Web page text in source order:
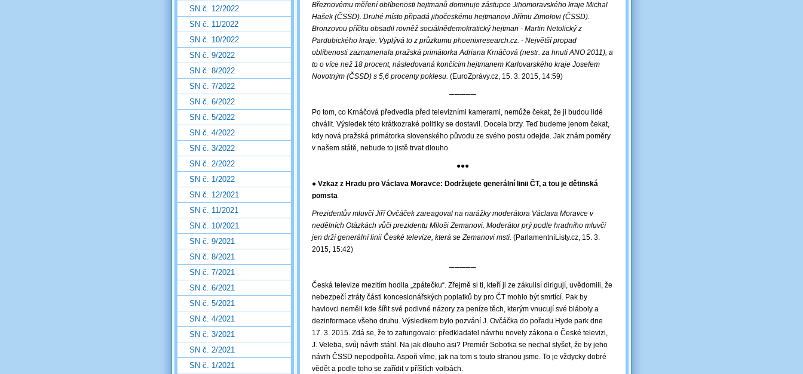
Březnovému měření oblíbenosti hejtmanů dominuje zástupce Jihomoravského kraje Michal
Hašek (ČSSD). Druhé místo připadá jihočeskému hejtmanovi Jiřímu Zimolovi (ČSSD).
Bronzovou příčku obsadil rovněž sociálnědemokratický hejtman - Martin Netolický z
Pardubického kraje. Vyplývá to z průzkumu phoenixresearch.cz. - Největší propad
oblíbenosti zaznamenala pražská primátorka Adriana Krnáčová (nestr. za hnutí ANO 2011), a
to o více než 18 procent, následovaná končícím hejtmanem Karlovarského kraje Josefem
Novotným (ČSSD) s 5,6 procenty poklesu. (EuroZprávy.cz, 15. 3. 2015, 14:59)
─────
Po tom, co Krnáčová předvedla před televizními kamerami, nemůže čekat, že ji budou lidé
chválit. Výsledek této krátkozraké politiky se dostavil. Docela brzy. Teď budeme jenom čekat,
kdy nová pražská primátorka slovenského původu ze svého postu odejde. Jak znám poměry
v našem státě, nebude to jistě trvat dlouho.
●●●
● Vzkaz z Hradu pro Václava Moravce: Dodržujete generální linii ČT, a tou je dětinská
pomsta
Prezidentův mluvčí Jiří Ovčáček zareagoval na narážky moderátora Václava Moravce v
nedělních Otázkách vůči prezidentu Miloši Zemanovi. Moderátor prý podle hradního mluvčí
jen drží generální linii České televize, která se Zemanovi mstí. (ParlamentníListy.cz, 15. 3.
2015, 15:42)
─────
Česká televize mezitím hodila „zpátečku“. Zřejmě si ti, kteří ji ze zákulisí dirigují, uvědomili, že
nebezpečí ztráty části koncesionářských poplatků by pro ČT mohlo být smrtící. Pak by
havlovci neměli kde šířit své podivné názory za peníze těch, kterým vnucují své bláboly a
dezinformace všeho druhu. Výsledkem bylo pozvání J. Ovčáčka do pořadu Hyde park dne
17. 3. 2015. Zdá se, že to zafungovalo: předkladatel návrhu novely zákona o České televizi,
J. Veleba, svůj návrh stáhl. Na jak dlouho asi? Premiér Sobotka se nechal slyšet, že by jeho
návrh ČSSD nepodpořila. Aspoň víme, jak na tom s touto stranou jsme. To je vždycky dobré
vědět a podle toho se zařídit v příštích volbách.
SN č. 12/2022
SN č. 11/2022
SN č. 10/2022
SN č. 9/2022
SN č. 8/2022
SN č. 7/2022
SN č. 6/2022
SN č. 5/2022
SN č. 4/2022
SN č. 3/2022
SN č. 2/2022
SN č. 1/2022
SN č. 12/2021
SN č. 11/2021
SN č. 10/2021
SN č. 9/2021
SN č. 8/2021
SN č. 7/2021
SN č. 6/2021
SN č. 5/2021
SN č. 4/2021
SN č. 3/2021
SN č. 2/2021
SN č. 1/2021